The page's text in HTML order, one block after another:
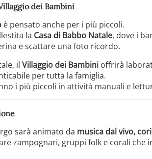
dei Bambini
è pensato anche per i più piccoli.
la Casa di Babbo Natale, dove i
e scattare una foto ricordo.
il Villaggio dei Bambini offrirà
per tutta la famiglia.
i più piccoli in attività manuali e
sarà animato da musica dal vivo,
zampognari, gruppi folk e corali che